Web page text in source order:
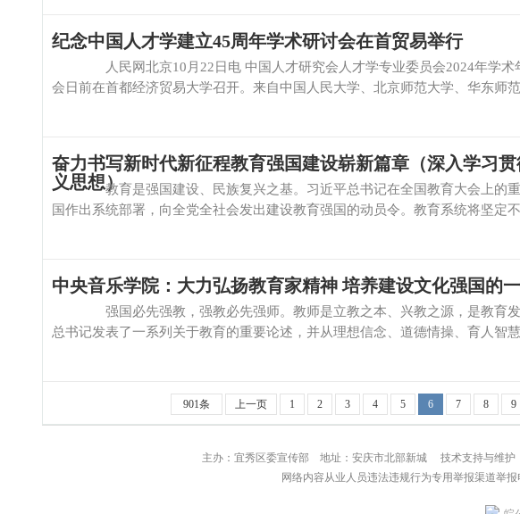
纪念中国人才学建立45周年学术研讨会在首贸易举行
人民网北京10月22日电 中国人才研究会人才学专业委员会2024年学术
会日前在首都经济贸易大学召开。来自中国人民大学、北京师范大学、华东师
奋力书写新时代新征程教育强国建设崭新篇章（深入学习
义思想）
教育是强国建设、民族复兴之基。习近平总书记在全国教育大会上的重
国作出系统部署，向全党全社会发出建设教育强国的动员令。教育系统将坚定
中央音乐学院：大力弘扬教育家精神 培养建设文化强国的
强国必先强教，强教必先强师。教师是立教之本、兴教之源，是教育发
总书记发表了一系列关于教育的重要论述，并从理想信念、道德情操、育人智
901条 上一页 1 2 3 4 5 6 7 8 9
主办：宜秀区委宣传部 地址：安庆市北部新城 技术支持
网络内容从业人员违法违规行为专用举报渠道举